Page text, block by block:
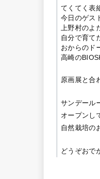
てくてく表
今日のゲス
上野村のよ
自分で育て
おからのド
高崎の
原画展と合
サンデール
オープンし
自然栽培の
どうぞおで